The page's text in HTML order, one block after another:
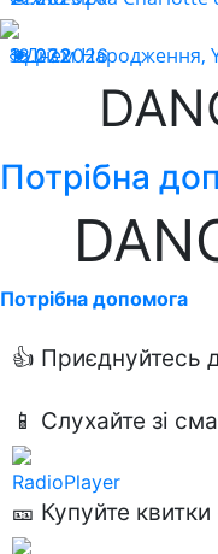
18.07.2026
232
З Днем Народження,
Потрібна
Потрібна допомога
👍 Приєднуйтесь
📱 Слухайте зі
RadioPlayer
🎫 Купуйте